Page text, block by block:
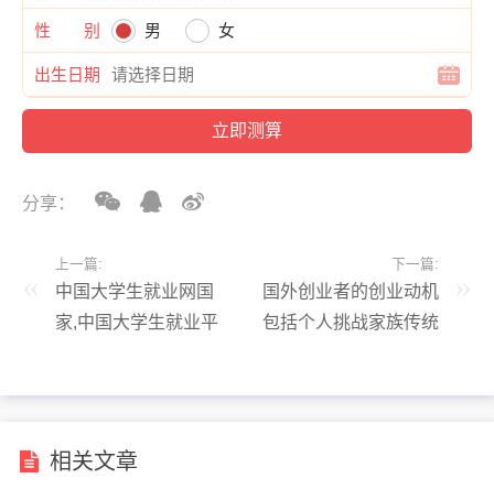
性 别 男 女
出生日期
分享：
上一篇:
中国大学生就业网国
家,中国大学生就业平
下一篇:
国外创业者的创业动机
包括个人挑战家族传统
相关文章